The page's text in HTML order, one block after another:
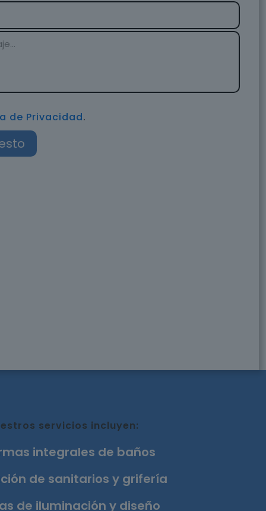
de Privacidad.
servicios incluyen:
integrales de baños
de sanitarios y grifería
de iluminación y diseño